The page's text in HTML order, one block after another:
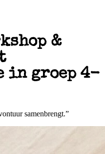
&
in groep 4-
samenbrengt.”